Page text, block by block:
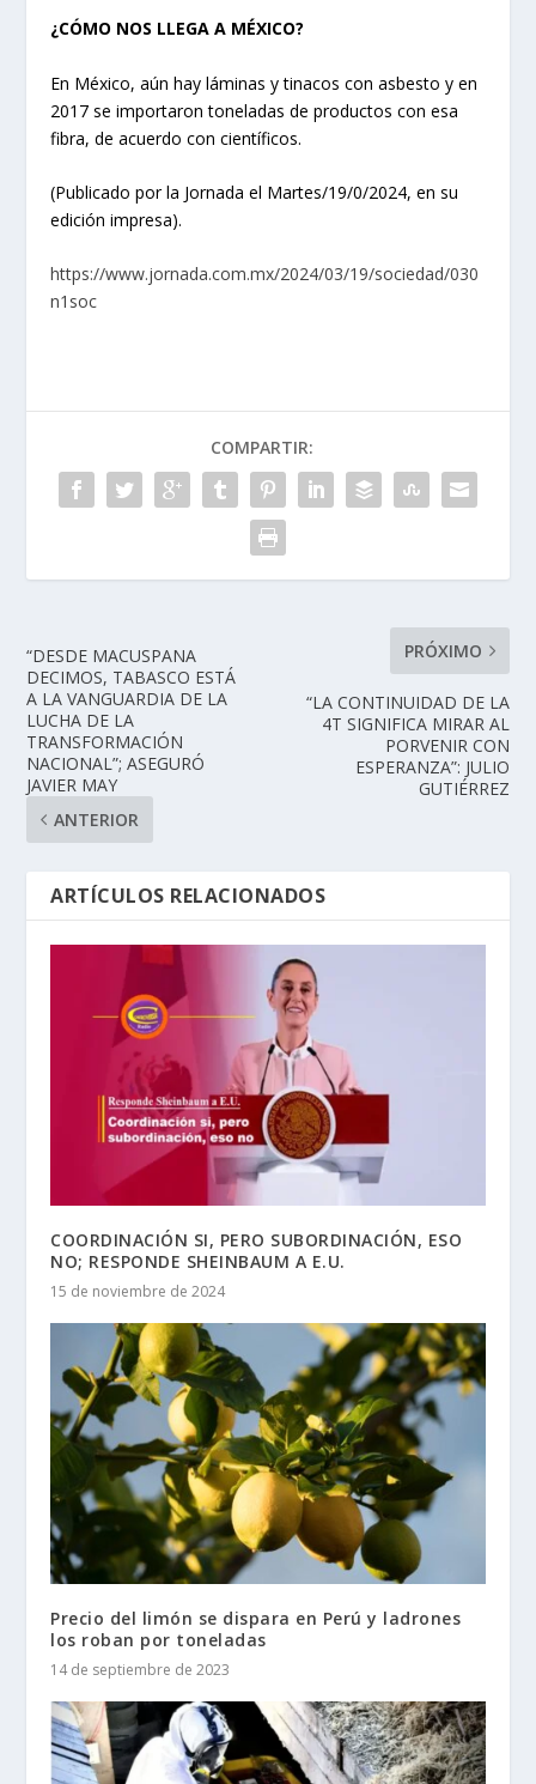
¿CÓMO NOS LLEGA A MÉXICO?
En México, aún hay láminas y tinacos con asbesto y en
2017 se importaron toneladas de productos con esa
fibra, de acuerdo con científicos.
(Publicado por la Jornada el Martes/19/0/2024, en su
edición impresa).
https://www.jornada.com.mx/2024/03/19/sociedad/030
n1soc
COMPARTIR:
“DESDE MACUSPANA
DECIMOS, TABASCO ESTÁ
A LA VANGUARDIA DE LA
LUCHA DE LA
TRANSFORMACIÓN
NACIONAL”; ASEGURÓ
JAVIER MAY
ANTERIOR
PRÓXIMO
“LA CONTINUIDAD DE LA
4T SIGNIFICA MIRAR AL
PORVENIR CON
ESPERANZA”: JULIO
GUTIÉRREZ
ARTÍCULOS RELACIONADOS
COORDINACIÓN SI, PERO SUBORDINACIÓN, ESO
NO; RESPONDE SHEINBAUM A E.U.
15 de noviembre de 2024
Precio del limón se dispara en Perú y ladrones
los roban por toneladas
14 de septiembre de 2023